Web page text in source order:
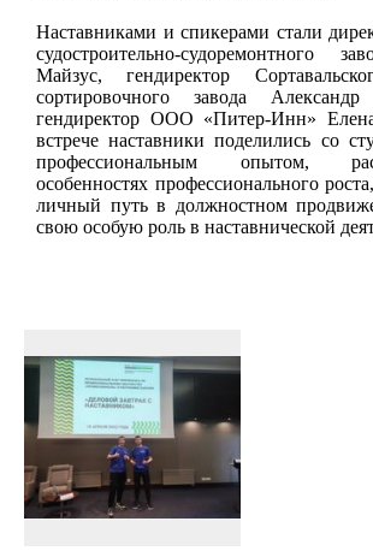
Наставниками и спикерами стали
судостроительно-судоремонтного
Майзус, гендиректор
сортировочного завода
гендиректор ООО «Питер-Инн»
встрече наставники поделились со
профессиональным опытом,
особенностях профессионального
личный путь в должностном
свою особую роль в наставнической